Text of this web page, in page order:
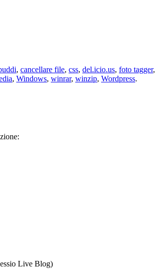
, cancellare file, css, del.icio.us, foto tagger,
, Windows, winrar, winzip, Wordpress.
Live Blog)